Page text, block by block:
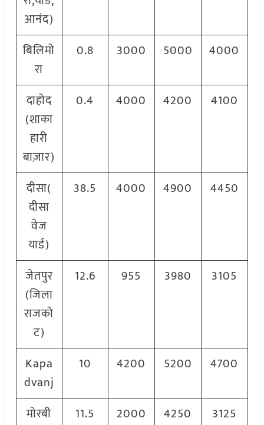
आनंद)
बिलिमो
रा
0.8 3000 5000 4000
दाहोद
(शाका
हारी
बाज़ार)
0.4 4000 4200 4100
दीसा(
दीसा
वेज
यार्ड)
38.5 4000 4900 4450
जेतपुर
(जिला
राजको
ट)
12.6 955 3980 3105
Kapa
dvanj
10 4200 5200 4700
मोरबी 11.5 2000 4250
3125